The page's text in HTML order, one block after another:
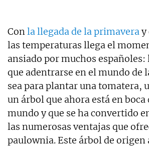
Conla llegada de la primaveray
las temperaturas llega el
ansiado por muchos españoles:
que adentrarse en el mundo de
sea para plantar una tomatera,
un árbol que ahora está en boca
mundo y que se ha convertido
las numerosas ventajas que
paulownia. Este árbol de origen